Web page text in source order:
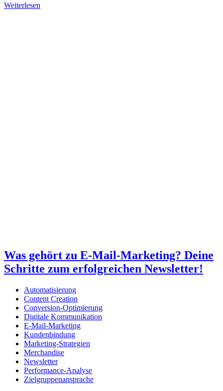
Weiterlesen
Was gehört zu E-Mail-Marketing? Deine
Schritte zum erfolgreichen Newsletter!
Automatisierung
Content Creation
Conversion-Optimierung
Digitale Kommunikation
E-Mail-Marketing
Kundenbindung
Marketing-Strategien
Merchandise
Newsletter
Performance-Analyse
Zielgruppenansprache